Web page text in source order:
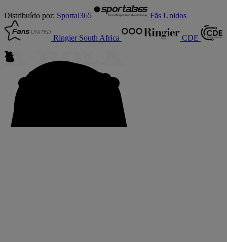
Distribuído por: Sportal365 Fãs Unidos
Ringier South Africa CDE